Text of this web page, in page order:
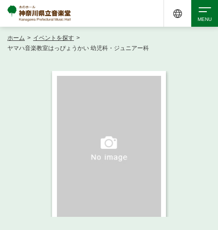
・ フロアマップ
ホーム > イベントを探す >
ヤマハ音楽教室はっぴょうかい 幼児科・ジュニアー科